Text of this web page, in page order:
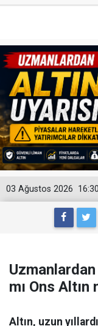
16:30
03 Ağustos 2026
Uzmanlardan
mı Ons Altın
Altın, uzun